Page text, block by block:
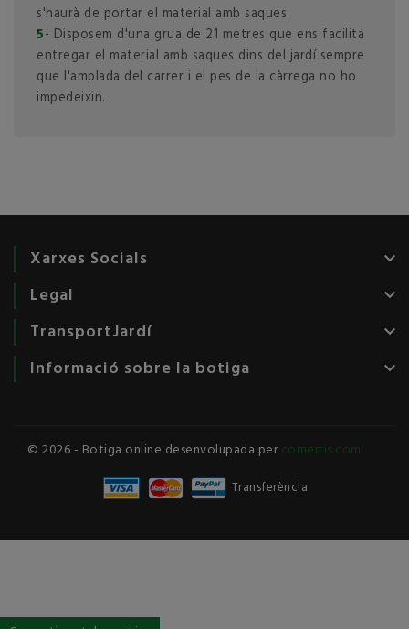
s'haurà de portar el material amb saques.
5- Disposem d'una grua de 21 metres que ens facilita
entregar el material amb saques dins del jardí sempre
que l'amplada del carrer i el pes de la càrrega no ho
impedeixin.
Xarxes Socials keyboard_arrow_down
Legal keyboard_arrow_down
TransportJardí keyboard_arrow_down
Informació sobre la botiga keyboard_arrow_down
© 2026 - Botiga online desenvolupada percomertis.com
Transferència